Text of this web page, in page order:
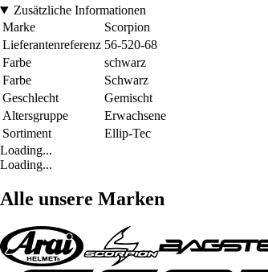
Zusätzliche Informationen
Marke
Scorpion
Lieferantenreferenz 56-520-68
Farbe
schwarz
Farbe
Schwarz
Geschlecht
Gemischt
Altersgruppe
Erwachsene
Sortiment
Ellip-Tec
Loading...
Loading...
Alle unsere Marken